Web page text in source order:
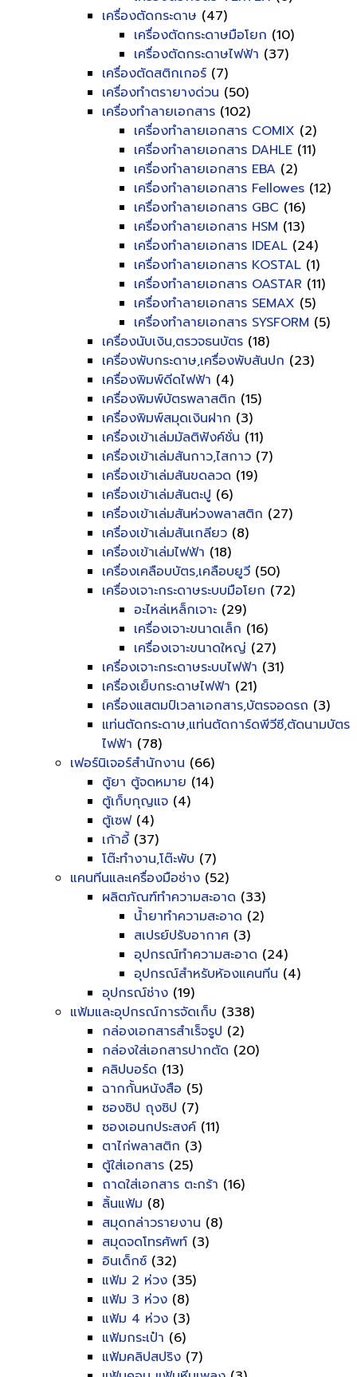
เครื่องตัดกระดาษ (47)
เครื่องตัดกระดาษมือโยก (10)
เครื่องตัดกระดาษไฟฟ้า (37)
เครื่องตัดสติกเกอร์ (7)
เครื่องทำตรายางด่วน (50)
เครื่องทำลายเอกสาร (102)
เครื่องทำลายเอกสาร COMIX (2)
เครื่องทำลายเอกสาร DAHLE (11)
เครื่องทำลายเอกสาร EBA (2)
เครื่องทำลายเอกสาร Fellowes (12)
เครื่องทำลายเอกสาร GBC (16)
เครื่องทำลายเอกสาร HSM (13)
เครื่องทำลายเอกสาร IDEAL (24)
เครื่องทำลายเอกสาร KOSTAL (1)
เครื่องทำลายเอกสาร OASTAR (11)
เครื่องทำลายเอกสาร SEMAX (5)
เครื่องทำลายเอกสาร SYSFORM (5)
เครื่องนับเงิน,ตรวจธนบัตร (18)
เครื่องพับกระดาษ,เครื่องพับสันปก (23)
เครื่องพิมพ์ดีดไฟฟ้า (4)
เครื่องพิมพ์บัตรพลาสติก (15)
เครื่องพิมพ์สมุดเงินฝาก (3)
เครื่องเข้าเล่มมัลติฟังค์ชั่น (11)
เครื่องเข้าเล่มสันกาว,ไสกาว (7)
เครื่องเข้าเล่มสันขดลวด (19)
เครื่องเข้าเล่มสันตะปู (6)
เครื่องเข้าเล่มสันห่วงพลาสติก (27)
เครื่องเข้าเล่มสันเกลียว (8)
เครื่องเข้าเล่มไฟฟ้า (18)
เครื่องเคลือบบัตร,เคลือบยูวี (50)
เครื่องเจาะกระดาษระบบมือโยก (72)
อะไหล่เหล็กเจาะ (29)
เครื่องเจาะขนาดเล็ก (16)
เครื่องเจาะขนาดใหญ่ (27)
เครื่องเจาะกระดาษระบบไฟฟ้า (31)
เครื่องเย็บกระดาษไฟฟ้า (21)
เครื่องแสตมป์เวลาเอกสาร,บัตรจอดรถ (3)
แท่นตัดกระดาษ,แท่นตัดการ์ดพีวีซี,ตัดนามบัตร
ไฟฟ้า (78)
เฟอร์นิเจอร์สำนักงาน (66)
ตู้ยา ตู้จดหมาย (14)
ตู้เก็บกุญแจ (4)
ตู้เซฟ(4)
เก้าอี้ (37)
โต๊ะทำงาน,โต๊ะพับ (7)
แคนทีนและเครื่องมือช่าง (52)
ผลิตภัณฑ์ทำความสะอาด (33)
น้ำยาทำความสะอาด (2)
สเปรย์ปรับอากาศ (3)
อุปกรณ์ทำความสะอาด (24)
อุปกรณ์สำหรับห้องแคนทีน (4)
อุปกรณ์ช่าง (19)
แฟ้มและอุปกรณ์การจัดเก็บ (338)
กล่องเอกสารสำเร็จรูป (2)
กล่องใส่เอกสารปากตัด (20)
คลิปบอร์ด (13)
ฉากกั้นหนังสือ (5)
ซองซิป ถุงซิป (7)
ซองเอนกประสงค์ (11)
ตาไก่พลาสติก (3)
ตู้ใส่เอกสาร (25)
ถาดใส่เอกสาร ตะกร้า (16)
ลิ้นแฟ้ม (8)
สมุดกล่าวรายงาน (8)
สมุดจดโทรศัพท์ (3)
อินเด็กซ์ (32)
แฟ้ม 2 ห่วง (35)
แฟ้ม 3 ห่วง (8)
แฟ้ม 4 ห่วง (3)
แฟ้มกระเป๋า (6)
แฟ้มคลิปสปริง (7)